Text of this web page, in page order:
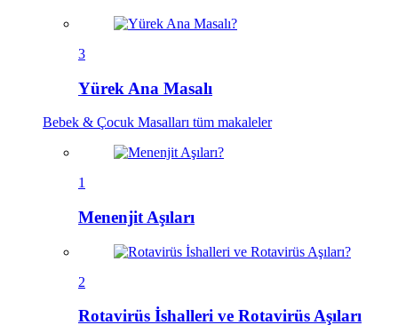
3
Yürek Ana Masalı
Bebek & Çocuk Masalları tüm makaleler
1
Menenjit Aşıları
2
Rotavirüs İshalleri ve Rotavirüs Aşıları